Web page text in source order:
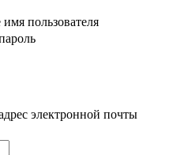
пользователя
электронной почты